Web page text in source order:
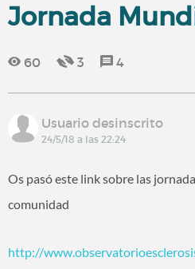
Jornada
60 3 4
Usuario desinscrito
24/5/18 a las 22:24
Os pasó este link sobre las
comunidad
http://